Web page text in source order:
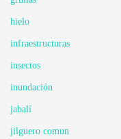
hielo
infraestructuras
insectos
inundación
jabalí
jilguero comun